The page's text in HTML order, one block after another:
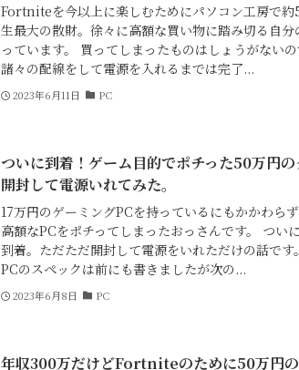
Fortniteを今以上に楽しむためにパソコン工房で約
生最大の散財。徐々に高額な買い物に踏み切る自
っています。 買ってしまったものはしょうがない
諸々の配線をして電源を入れるまでは完了...
2023年6月11日 PC
ついに到着！ゲーム目的でポチった50万円
開封して電源いれてみた。
17万円のゲーミングPCを持っているにもかかわら
高額なPCをポチってしまったおっさんです。 つい
到着。ただただ開封して電源をいれただけの話で
PCのスペックは前にも書きましたが次の...
2023年6月8日 PC
年収300万だけどFortniteのために50万円の